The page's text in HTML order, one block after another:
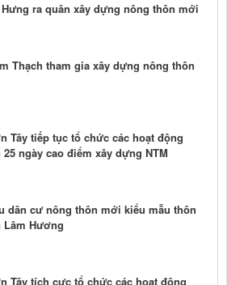
Hưng ra quân xây dựng nông thôn mới
Thạch tham gia xây dựng nông thôn
Tây tiếp tục tổ chức các hoạt động
ngày cao điểm xây dựng NTM
dân cư nông thôn mới kiểu mẫu thôn
Lâm Hương
Tây tích cực tổ chức các hoạt động